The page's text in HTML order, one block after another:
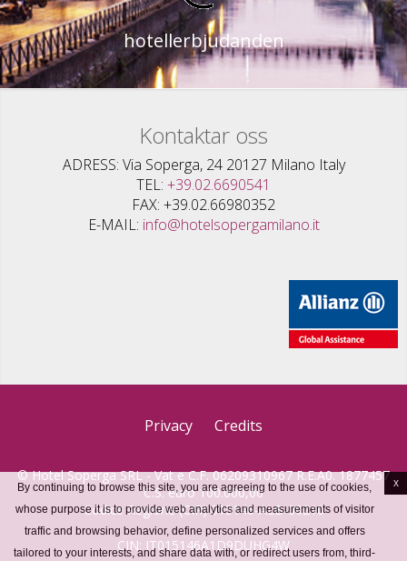
hotellerbjudanden
Kontaktar oss
ADRESS Via Soperga, 24 20127 Milano Italy
TEL +39.02.6690541
FAX +39.02.66980352
E-MAIL info@hotelsopergamilano.it
Privacy Credits
© Hotel Soperga SRL - Vat e C.F. 06209310967 R.E.A0. 1877457
C.S. euro 100.000,00
Codice Regione (CIR) 015146-ALB-00210
CIN: IT015146A1D9DUHG4W
By continuing to browse this site, you are agreeing to the use of cookies,
whose purpose it is to provide web analytics and measurements of visitor
traffic and browsing behavior, define personalized services and offers
tailored to your interests, and share data with, or redirect users from, third-
x